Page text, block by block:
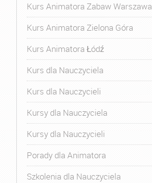
Kurs Animatora Zabaw Warszawa
Kurs Animatora Zielona Góra
Kurs Animatora Łódź
Kurs dla Nauczyciela
Kurs dla Nauczycieli
Kursy dla Nauczyciela
Kursy dla Nauczycieli
Porady dla Animatora
Szkolenia dla Nauczyciela